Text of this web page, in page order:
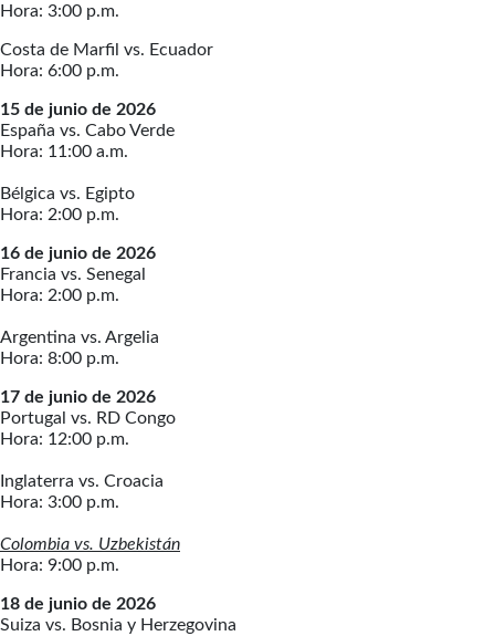
Hora: 3:00 p.m.
Costa de Marfil vs. Ecuador
Hora: 6:00 p.m.
15 de junio de 2026
España vs. Cabo Verde
Hora: 11:00 a.m.
Bélgica vs. Egipto
Hora: 2:00 p.m.
16 de junio de 2026
Francia vs. Senegal
Hora: 2:00 p.m.
Argentina vs. Argelia
Hora: 8:00 p.m.
17 de junio de 2026
Portugal vs. RD Congo
Hora: 12:00 p.m.
Inglaterra vs. Croacia
Hora: 3:00 p.m.
Colombia vs. Uzbekistán
Hora: 9:00 p.m.
18 de junio de 2026
Suiza vs. Bosnia y Herzegovina